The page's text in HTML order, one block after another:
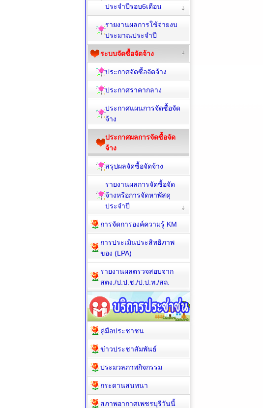
ประจำปีรอบ6เดือน
รายงานผลการใช้จ่ายงบ
ประมาณประจำปี
ระบบจัดซื้อจัดจ้าง
ประกาศจัดซื้อจัดจ้าง
ประกาศราคากลาง
ประกาศแผนการจัดซื้อจัด
จ้าง
ประกาศผลการจัดซื้อจัด
จ้าง
สรุปผลจัดซื้อจัดจ้าง
รายงานผลการจัดซื้อจัด
จ้างหรือการจัดหาพัสดุ
ประจำปี
การจัดการองค์ความรู้ KM
การประเมินประสิทธิภาพ
ของ (LPA)
รายงานผลตรวจสอบจาก
สตง./ป.ป.ช./ป.ป.ท./สถ.
คู่มือประชาชน
ข่าวประชาสัมพันธ์
ประมวลภาพกิจกรรม
กระดานสนทนา
สภาพอากาศเพชรบุรีวันนี้